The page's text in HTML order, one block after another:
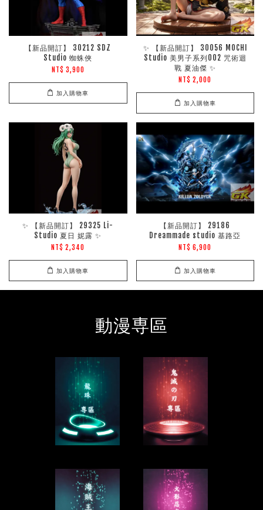
【新品開訂】 30212 SDZ
Studio 蜘蛛俠
NT$ 3,900
加入購物車
✨ 【新品開訂】 30056 MOCHI
Studio 美男子系列002 咒術迴
戰 夏油傑 ✨
NT$ 2,000
加入購物車
✨ 【新品開訂】 29325 Li-
Studio 夏日 妮露 ✨
NT$ 2,340
加入購物車
【新品開訂】 29186
Dreammade studio 基路亞
NT$ 6,900
加入購物車
動漫専區